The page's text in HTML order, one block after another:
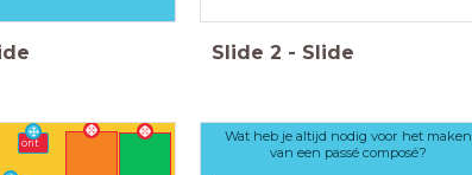
Slide 2 - Slide
ont
Wat heb je altijd nodig voor het maken
van een passé composé?